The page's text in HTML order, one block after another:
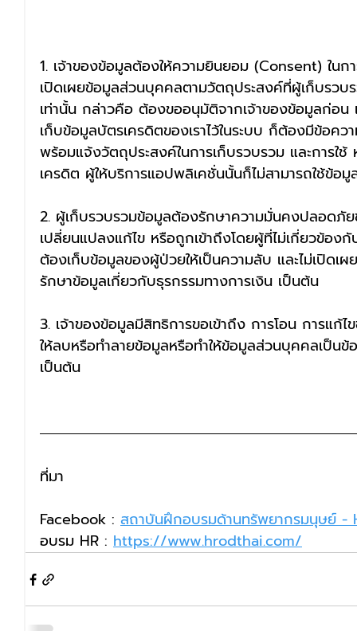
1. เจ้าของข้อมูลต้องให้ความยินยอม (Consent) ในก
เปิดเผยข้อมูลส่วนบุคคลตามวัตถุประสงค์ที่ผู้เก็บรวบ
เท่านั้น กล่าวคือ ต้องขออนุมัติจากเจ้าของข้อมูลก่อน
เก็บข้อมูลบัตรเครดิตของเราไว้ในระบบ ก็ต้องมีข้อค
พร้อมแจ้งวัตถุประสงค์ในการเก็บรวบรวม และการใช้
เครดิต ผู้ให้บริการแอปพลิเคชั่นนั้นก็ไม่สามารถใช้ข้อ
2. ผู้เก็บรวบรวมข้อมูลต้องรักษาความมั่นคงปลอดภัย
เปลี่ยนแปลงแก้ไข หรือถูกเข้าถึงโดยผู้ที่ไม่เกี่ยวข้อง
ต้องเก็บข้อมูลของผู้ป่วยให้เป็นความลับ และไม่เปิดเ
รักษาข้อมูลเกี่ยวกับธุรกรรมทางการเงิน เป็นต้น
3. เจ้าของข้อมูลมีสิทธิการขอเข้าถึง การโอน การแก้
ให้ลบหรือทำลายข้อมูลหรือทำให้ข้อมูลส่วนบุคคลเป็น
เป็นต้น
ที่มา
Facebook : สถาบันฝึกอบรมด้านทรัพยากรมนุษย์ -
อบรม HR : https://www.hrodthai.com/